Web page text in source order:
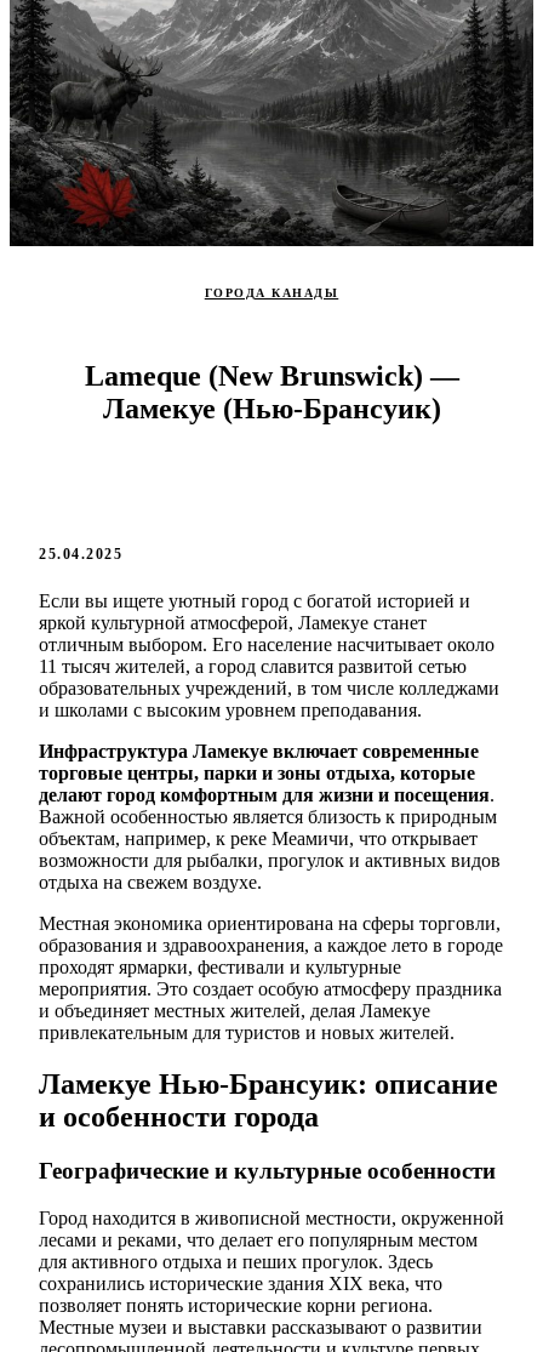
ГОРОДА КАНАДЫ
Lameque (New Brunswick) —
Ламекуе (Нью-Брансуик)
25.04.2025
Если вы ищете уютный город с богатой историей и
яркой культурной атмосферой, Ламекуе станет
отличным выбором. Его население насчитывает около
11 тысяч жителей, а город славится развитой сетью
образовательных учреждений, в том числе колледжами
и школами с высоким уровнем преподавания.
Инфраструктура Ламекуе включает современные
торговые центры, парки и зоны отдыха, которые
делают город комфортным для жизни и посещения.
Важной особенностью является близость к природным
объектам, например, к реке Меамичи, что открывает
возможности для рыбалки, прогулок и активных видов
отдыха на свежем воздухе.
Местная экономика ориентирована на сферы торговли,
образования и здравоохранения, а каждое лето в городе
проходят ярмарки, фестивали и культурные
мероприятия. Это создает особую атмосферу праздника
и объединяет местных жителей, делая Ламекуе
привлекательным для туристов и новых жителей.
Ламекуе Нью-Брансуик: описание
и особенности города
Географические и культурные особенности
Город находится в живописной местности, окруженной
лесами и реками, что делает его популярным местом
для активного отдыха и пеших прогулок. Здесь
сохранились исторические здания XIX века, что
позволяет понять исторические корни региона.
Местные музеи и выставки рассказывают о развитии